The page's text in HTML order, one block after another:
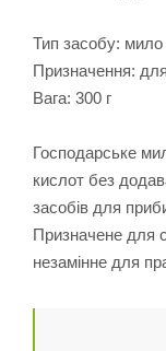
Тип засобу: мило
Призначення:
Вага: 300 г
Господарське
кислот без
засобів для
Призначене для
незамінне для